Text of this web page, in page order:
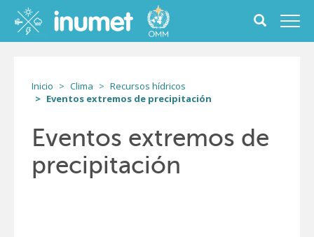
contenido
principal
Toggle
search
form
Inicio Clima
Recursos hídricos
Eventos extremos de precipitación
Eventos extremos de
precipitación